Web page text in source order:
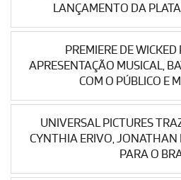
LANÇAMENTO DA
PREMIERE DE
APRESENTAÇÃO MUSICAL,
COM O PÚBLICO E
UNIVERSAL PICTURES
CYNTHIA ERIVO, JONATHAN
PARA O